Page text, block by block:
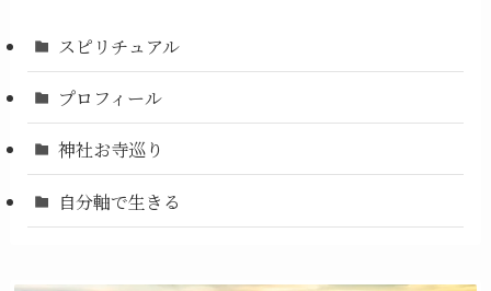
スピリチュアル
プロフィール
神社お寺巡り
自分軸で生きる